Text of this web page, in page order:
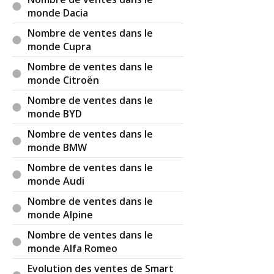
électrique ne sera pas pour demain .
De plus , vous aurez plus de chance de trouver
une pépite d or ou un diamant qu une borne de
recharge ....
Pour rester dans le giron français , est ce que la
Martinique et la Guadeloupe ( départements)
auront les mêmes possibilités que la métropole de
faire rouler des autos électriques pour tout le
monde ??? ( Centrale thermique )
Donc , le monde pour vous , ce ne sont que les
pays industrialises et d un niveau de vie élevé ....
Un peu plus de 10% de la population mondiale ,
les autres ne sont que quantité négligeable ....
Il y a6réaction(s) sur ce commentaire :
ParTib TOP CONTRIBUTEUR(2025-01-22
monde Dacia
Nombre de ventes dans le
monde Cupra
Nombre de ventes dans le
monde Citroën
Nombre de ventes dans le
monde BYD
Nombre de ventes dans le
monde BMW
Nombre de ventes dans le
monde Audi
Nombre de ventes dans le
monde Alpine
Nombre de ventes dans le
monde Alfa Romeo
Evolution des ventes de Smart